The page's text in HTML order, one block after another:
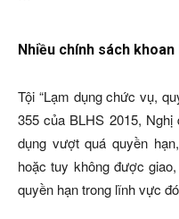
Nhiều chính sách
Tội “Lạm dụng chức vụ,
355 của BLHS 2015,
dụng vượt quá quyền
hoặc tuy không được
quyền hạn trong lĩnh vực